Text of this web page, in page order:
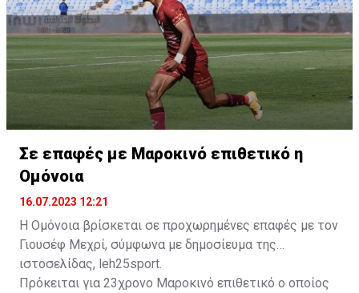
Σε επαφές με Μαροκινό επιθετικό η
Ομόνοια
16.07.2023 12:21
Η Ομόνοια βρίσκεται σε προχωρημένες επαφές με τον
Γιουσέφ Μεχρί, σύμφωνα με δημοσίευμα της
ιστοσελίδας, leh25sport.
Πρόκειται για 23χρονο Μαροκινό επιθετικό ο οποίος